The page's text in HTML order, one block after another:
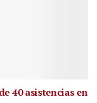
40 asistencias en